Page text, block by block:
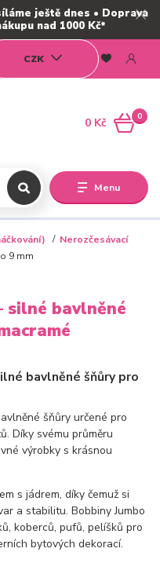
ještě dnes • Doprava
nad 1000 Kč*
Menu
CZK
0
0 Kč
Nerozčesávací
9 mm
silné bavlněné
bavlněné šňůry pro
šňůry určené pro
Díky svému průměru
výrobky s krásnou
s jádrem, díky čemuž si
a stabilitu. Bobbiny Jumbo
koberců, pufů, pelíšků pro
bytových dekorací.